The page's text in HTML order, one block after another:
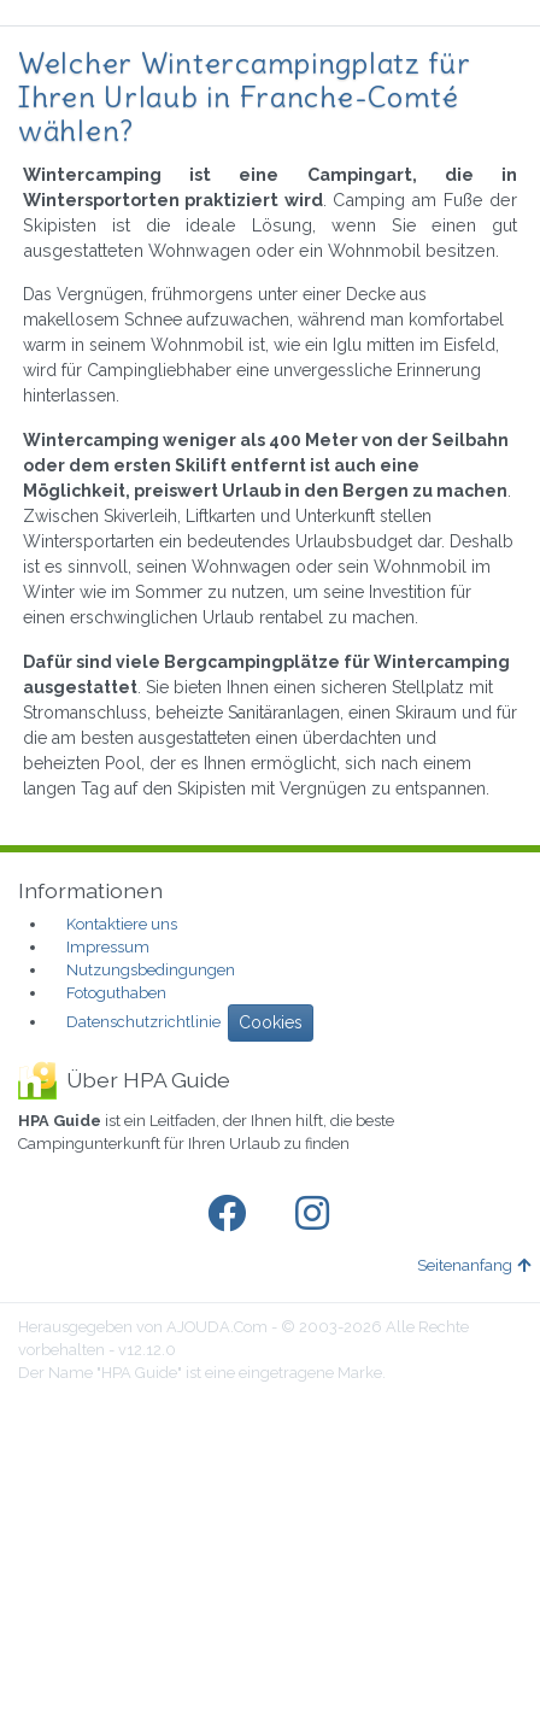
Welcher Wintercampingplatz für
Ihren Urlaub in Franche-Comté
wählen?
Wintercamping ist eine Campingart, die in
Wintersportorten praktiziert wird. Camping am Fuße der
Skipisten ist die ideale Lösung, wenn Sie einen gut
ausgestatteten Wohnwagen oder ein Wohnmobil besitzen.
Das Vergnügen, frühmorgens unter einer Decke aus
makellosem Schnee aufzuwachen, während man komfortabel
warm in seinem Wohnmobil ist, wie ein Iglu mitten im Eisfeld,
wird für Campingliebhaber eine unvergessliche Erinnerung
hinterlassen.
Wintercamping weniger als 400 Meter von der Seilbahn
oder dem ersten Skilift entfernt ist auch eine
Möglichkeit, preiswert Urlaub in den Bergen zu machen
Zwischen Skiverleih, Liftkarten und Unterkunft stellen
Wintersportarten ein bedeutendes Urlaubsbudget dar. Deshalb
ist es sinnvoll, seinen Wohnwagen oder sein Wohnmobil im
Winter wie im Sommer zu nutzen, um seine Investition für
einen erschwinglichen Urlaub rentabel zu machen.
Dafür sind viele Bergcampingplätze für Wintercamping
ausgestattet . Sie bieten Ihnen einen sicheren Stellplatz mit
Stromanschluss, beheizte Sanitäranlagen, einen Skiraum und für
die am besten ausgestatteten einen überdachten und
beheizten Pool, der es Ihnen ermöglicht, sich nach einem
langen Tag auf den Skipisten mit Vergnügen zu entspannen.
Informationen
Kontaktiere uns
Impressum
Nutzungsbedingungen
Fotoguthaben
Datenschutzrichtlinie
Cookies
Über HPA Guide
HPA Guide ist ein Leitfaden, der Ihnen hilft, die beste
Campingunterkunft für Ihren Urlaub zu finden
Seitenanfang
Herausgegeben von AJOUDA.Com - © 2003-2026 Alle Rechte
vorbehalten - v12.12.0
Der Name "HPA Guide" ist eine eingetragene Marke.